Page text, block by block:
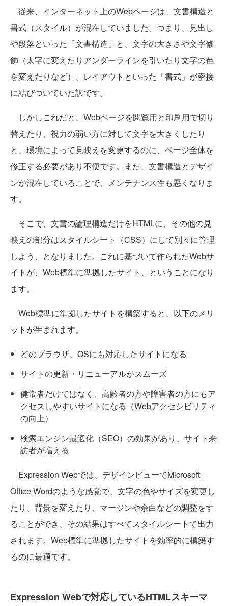
従来、インターネット上のWebページは、文書構造と
書式（スタイル）が混在していました。つまり、見出し
や段落といった「文書構造」と、文字の大きさや文字修
飾（太字に変えたりアンダーラインを引いたり文字の色
を変えたりなど）、レイアウトといった「書式」が密接
に結びついていた訳です。
しかしこれだと、Webページを閲覧用と印刷用で切り
替えたり、視力の弱い方に対して文字を大きくしたり
と、環境によって見映えを変更するのに、ページ全体を
修正する必要があり不便です。また、文書構造とデザイ
ンが混在していることで、メンテナンス性も悪くなりま
す。
そこで、文書の論理構造だけをHTMLに、その他の見
映えの部分はスタイルシート（CSS）にして別々に管理
しよう、となりました。これに基づいて作られたWebサ
イトが、Web標準に準拠したサイト、ということになり
ます。
Web標準に準拠したサイトを構築すると、以下のメリ
ットが生まれます。
どのブラウザ、OSにも対応したサイトになる
サイトの更新・リニューアルがスムーズ
健常者だけではなく、高齢者の方や障害者の方にもア
クセスしやすいサイトになる（Webアクセシビリティ
の向上）
検索エンジン最適化（SEO）の効果があり、サイト来
訪者が増える
Expression Webでは、デザインビューでMicrosoft
Office Wordのような感覚で、文字の色やサイズを変更し
たり、背景を変えたり、マージンや余白などの調整をす
ることができ、その結果はすべてスタイルシートで出力
されます。Web標準に準拠したサイトを効率的に構築す
るのに最適です。
Expression Webで対応しているHTMLスキーマ